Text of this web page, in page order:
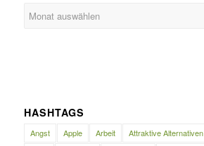
HASHTAGS
Angst Apple Arbeit Attraktive Alternativen